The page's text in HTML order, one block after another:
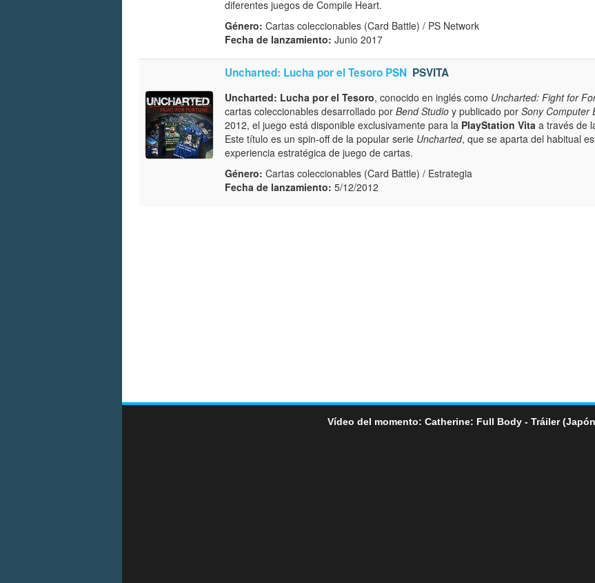
diferentes juegos de Compile Heart.
Género: Cartas coleccionables (Card Battle) / PS Network
Fecha de lanzamiento: Junio 2017
Uncharted: Lucha por el Tesoro PSN PSVITA
Uncharted: Lucha por el Tesoro, conocido en inglés como Uncharted: Fight for
cartas coleccionables desarrollado por Bend Studio y publicado por Sony Computer
2012, el juego está disponible exclusivamente para la PlayStation Vita a través de
Este título es un spin-off de la popular serie Uncharted, que se aparta del habitual
experiencia estratégica de juego de cartas.
Género: Cartas coleccionables (Card Battle) / Estrategia
Fecha de lanzamiento: 5/12/2012
Vídeo del momento: Catherine: Full Body - Tráiler